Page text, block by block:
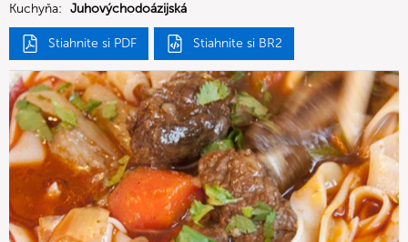
Kuchyňa: Juhovýchodoázijská
Stiahnite si PDF Stiahnite si BR2